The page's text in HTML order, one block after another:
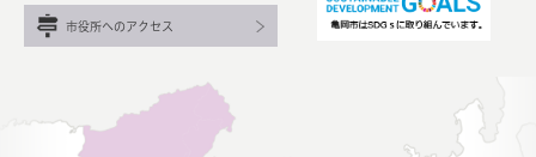
市役所へのアクセス